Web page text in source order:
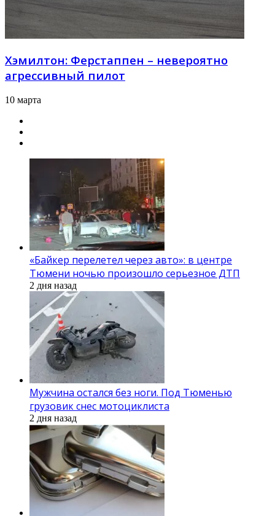
Хэмилтон: Ферстаппен – невероятно
агрессивный пилот
10 марта
«Байкер перелетел через авто»: в центре
Тюмени ночью произошло серьезное ДТП
2 дня назад
Мужчина остался без ноги. Под Тюменью
грузовик снес мотоциклиста
2 дня назад